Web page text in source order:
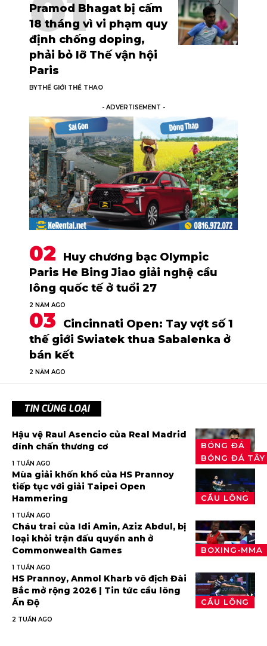
Pramod Bhagat bị cấm
18 tháng vì vi phạm quy
định chống doping,
phải bỏ lỡ Thế vận hội
Paris
BYTHẾ GIỚI THỂ THAO
- ADVERTISEMENT -
Huy chương bạc Olympic
Paris He Bing Jiao giải nghệ cầu
lông quốc tế ở tuổi 27
2 NĂM AGO
Cincinnati Open: Tay vợt số 1
thế giới Swiatek thua Sabalenka ở
bán kết
2 NĂM AGO
TIN CÙNG LOẠI
BÓNG ĐÁ
BÓNG ĐÁ
Hậu vệ Raul Asencio của Real Madrid
dính chấn thương cơ
1 TUẦN AGO
CẦU LÔNG
Mùa giải khốn khổ của HS Prannoy
tiếp tục với giải Taipei Open
Hammering
1 TUẦN AGO
BOXING-MMA
Cháu trai của Idi Amin, Aziz Abdul, bị
loại khỏi trận đấu quyền anh ở
Commonwealth Games
1 TUẦN AGO
CẦU LÔNG
HS Prannoy, Anmol Kharb vô địch Đài
Bắc mở rộng 2026 | Tin tức cầu lông
Ấn Độ
2 TUẦN AGO